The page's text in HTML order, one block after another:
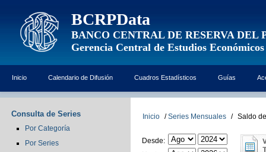
BCRPData
BANCO CENTRAL DE RESERVA DEL
Gerencia Central de Estudios Económicos
Inicio Calendario de Difusión Cuadros Estadísticos Guías
Consulta de Series
Por Categoría
Por Series
Inicio / Series Mensuales / Saldo
Desde: